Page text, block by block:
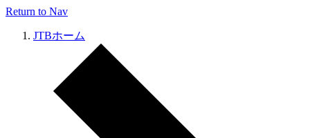
Return to Nav
JTBホーム